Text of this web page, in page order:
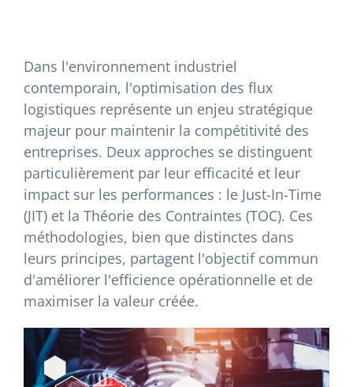
Dans l'environnement industriel
contemporain, l'optimisation des flux
logistiques représente un enjeu stratégique
majeur pour maintenir la compétitivité des
entreprises. Deux approches se distinguent
particulièrement par leur efficacité et leur
impact sur les performances : le Just-In-Time
(JIT) et la Théorie des Contraintes (TOC). Ces
méthodologies, bien que distinctes dans
leurs principes, partagent l'objectif commun
d'améliorer l'efficience opérationnelle et de
maximiser la valeur créée.